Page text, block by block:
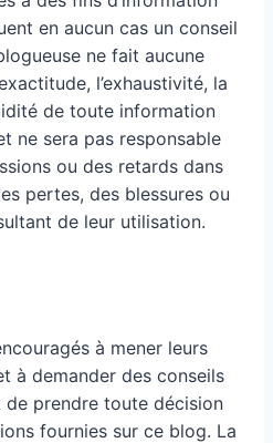
en aucun cas un conseil
ne fait aucune
l’exhaustivité, la
de toute information
ne sera pas responsable
ou des retards dans
pertes, des blessures ou
de leur utilisation.
à mener leurs
à demander des conseils
de prendre toute décision
fournies sur ce blog. La